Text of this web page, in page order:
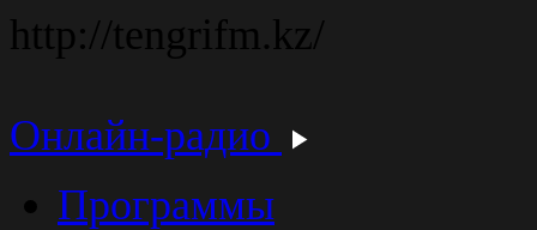
http://tengrifm.kz/
Онлайн-радио
Программы